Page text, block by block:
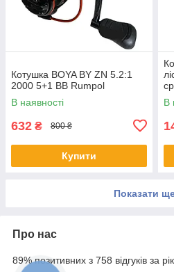
Котушка BOYA BY ZN 5.2:1
2000 5+1 BB Rumpol
В наявності
632 ₴ 800 ₴
Купити
В
Показати
Про нас
89% позитивних з 758 відгуків за рік